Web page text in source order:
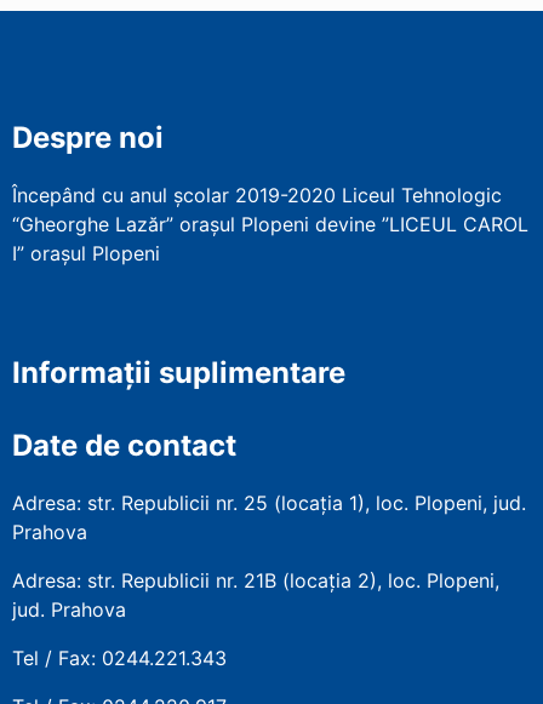
Despre noi
Începând cu anul școlar 2019-2020 Liceul Tehnologic
“Gheorghe Lazăr” orașul Plopeni devine ”LICEUL CAROL
I” orașul Plopeni
Informații suplimentare
Date de contact
Adresa: str. Republicii nr. 25 (locația 1), loc. Plopeni, jud.
Prahova
Adresa: str. Republicii nr. 21B (locația 2), loc. Plopeni,
jud. Prahova
Tel / Fax: 0244.221.343